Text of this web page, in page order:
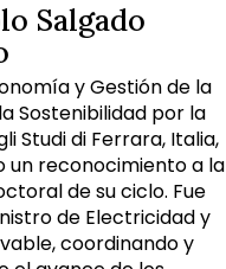
Salgado
y Gestión de la
Sostenibilidad por la
Studi di Ferrara, Italia,
un reconocimiento a la
de su ciclo. Fue
de Electricidad y
coordinando y